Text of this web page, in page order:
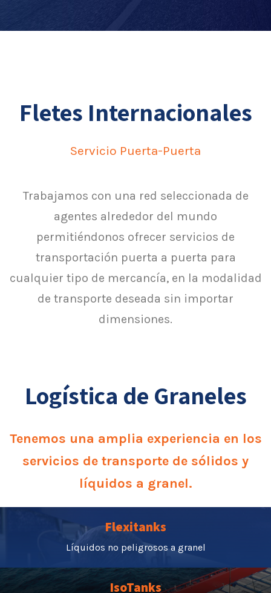
Fletes Internacionales
Servicio Puerta-Puerta
Trabajamos con una red seleccionada de
agentes alrededor del mundo
permitiéndonos ofrecer servicios de
transportación puerta a puerta para
cualquier tipo de mercancía, en la modalidad
de transporte deseada sin importar
dimensiones.
Logística de Graneles
Tenemos una amplia experiencia en los
servicios de transporte de sólidos y
líquidos a granel.
Flexitanks
Líquidos no peligrosos a granel
IsoTanks